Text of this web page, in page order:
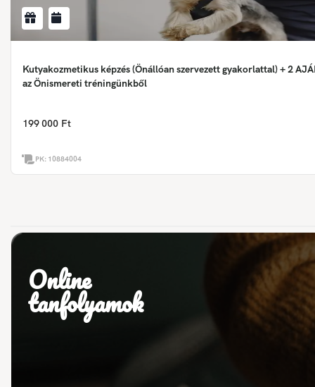
Kutyakozmetikus képzés (Önállóan szervezett gyakorlattal) + 2
az Önismereti tréningünkből
199 000 Ft
PK: 10884004
Online
tanfolyamok